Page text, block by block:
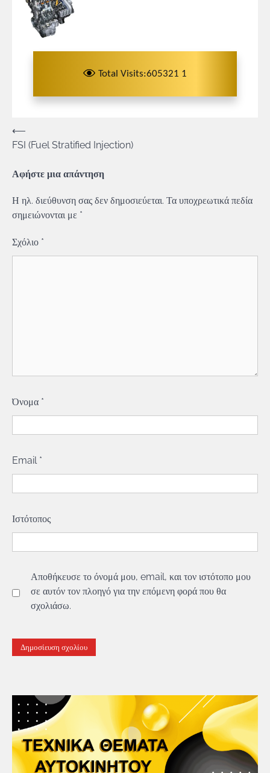
Total Visits:605321 1
Πλοήγηση
άρθρων
⟵
FSI (Fuel Stratified Injection)
Αφήστε μια απάντηση
Η ηλ. διεύθυνση σας δεν δημοσιεύεται. Τα υποχρεωτικά πεδία
σημειώνονται με *
Σχόλιο *
Όνομα *
Email *
Ιστότοπος
Αποθήκευσε το όνομά μου, email, και τον ιστότοπο μου
σε αυτόν τον πλοηγό για την επόμενη φορά που θα
σχολιάσω.